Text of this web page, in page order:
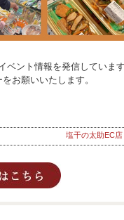
ベント情報を発信しています
お願いいたします。
塩干の太助EC店